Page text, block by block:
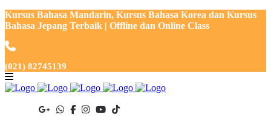
Kursus Bahasa Mandarin, Kursus Bahasa Korea dan Kursus
Bahasa Jepang Terbaik | Offline dan Online Class
(021) 82745139